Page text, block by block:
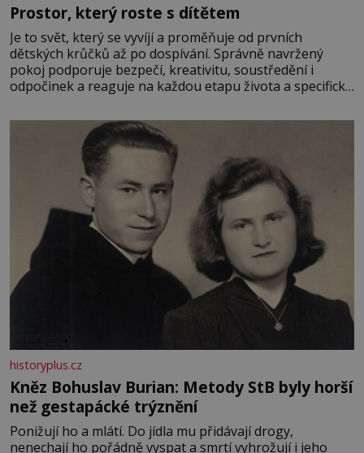
Prostor, který roste s dítětem
Je to svět, který se vyvíjí a proměňuje od prvních
dětských krůčků až po dospívání. Správně navržený
pokoj podporuje bezpečí, kreativitu, soustředění i
odpočinek a reaguje na každou etapu života a specifické
měkkost a bezpečí, proto by pokoj miminka měl působit
především klidně a útulně. Předškolní věk je
historyplus.cz
Kněz Bohuslav Burian: Metody StB byly horší
než gestapácké trýznění
Ponižují ho a mlátí. Do jídla mu přidávají drogy,
nenechají ho pořádně vyspat a smrtí vyhrožují i jeho